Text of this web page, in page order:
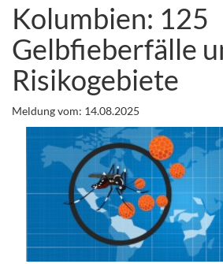
Kolumbien: 125
Gelbfieberfälle
Risikogebiete
Meldung vom: 14.08.2025